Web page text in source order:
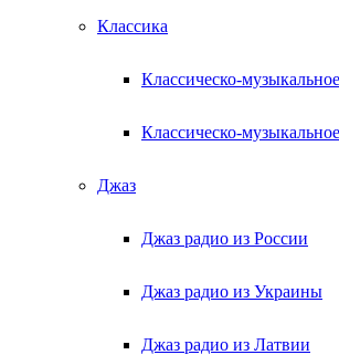
Классика
Классическо-
Классическо-
Джаз
Джаз радио из России
Джаз радио из Украины
Джаз радио из Латвии